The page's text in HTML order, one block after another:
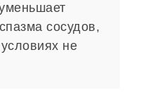
сосудов,
не